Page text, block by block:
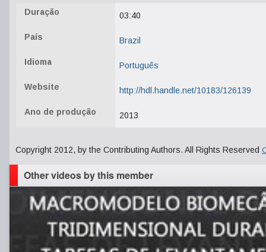
Duração 03:40
País Brazil
Idioma Português
Website http://hdl.handle.net/10183/126139
Ano de produção 2013
Copyright 2012, by the Contributing Authors. All Rights Reserved
Other videos by this member